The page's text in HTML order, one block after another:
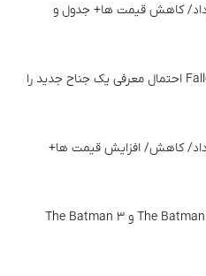
و سکه امروز جمعه ۱۶ مرداد/ کاهش قیمت ها+ جدول و
تصاویر پشت صحنه فصل سوم Fallout احتمال معرفی یک جناح جدید را
و سکه امروز جمعه ۱۶ مرداد/ کاهش/ افزایش قیمت ها+
جیمز گان شایعات را رد کرد؛ فیلم The Batman 2 و The Batman 3